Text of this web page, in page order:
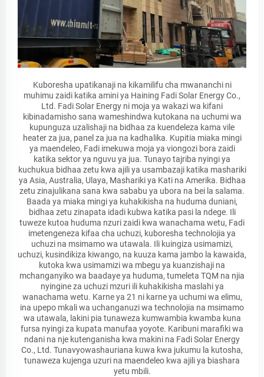
Kuboresha upatikanaji na kikamilifu cha mwananchi ni
muhimu zaidi katika amini ya Haining Fadi Solar Energy Co.,
Ltd. Fadi Solar Energy ni moja ya wakazi wa kifani
kibinadamisho sana wameshindwa kutokana na uchumi wa
kupunguza uzalishaji na bidhaa za kuendeleza kama vile
heater za jua, panel za jua na kadhalika. Kupitia miaka mingi
ya maendeleo, Fadi imekuwa moja ya viongozi bora zaidi
katika sektor ya nguvu ya jua. Tunayo tajriba nyingi ya
kuchukua bidhaa zetu kwa ajili ya usambazaji katika mashariki
ya Asia, Australia, Ulaya, Mashariki ya Kati na Amerika. Bidhaa
zetu zinajulikana sana kwa sababu ya ubora na bei la salama.
Baada ya miaka mingi ya kuhakikisha na huduma duniani,
bidhaa zetu zinapata idadi kubwa katika pasi la ndege. Ili
tuweze kutoa huduma nzuri zaidi kwa wanachama wetu, Fadi
imetengeneza kifaa cha uchuzi, kuboresha technolojia ya
uchuzi na msimamo wa utawala. Ili kuingiza usimamizi,
uchuzi, kusindikiza kiwango, na kuuza kama jambo la kawaida,
kutoka kwa usimamizi wa mbegu ya kuanzishaji na
mchanganyiko wa baadaye ya huduma, tumeleta TQM na njia
nyingine za uchuzi mzuri ili kuhakikisha maslahi ya
wanachama wetu. Karne ya 21 ni karne ya uchumi wa elimu,
ina upepo mkali wa uchanganuzi wa technolojia na msimamo
wa utawala, lakini pia tunaweza kumwambia kwamba kuna
fursa nyingi za kupata manufaa yoyote. Karibuni marafiki wa
ndani na nje kutenganisha kwa makini na Fadi Solar Energy
Co., Ltd. Tunavyowashauriana kuwa kwa jukumu la kutosha,
tunaweza kujenga uzuri na maendeleo kwa ajili ya biashara
yetu mbili.